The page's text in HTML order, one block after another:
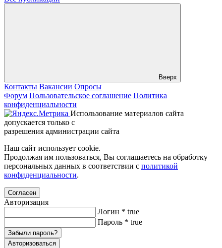
Вверх
Контакты Вакансии Опросы
Форум Пользовательское соглашение Политика
конфиденциальности
Использование материалов сайта
допускается только с
разрешения администрации сайта
Наш сайт использует cookie.
Продолжая им пользоваться, Вы соглашаетесь на обработку
персональных данных в соответствии с политикой
конфиденциальности.
Согласен
Авторизация
Логин * true
Пароль * true
Забыли пароль?
Авторизоваться